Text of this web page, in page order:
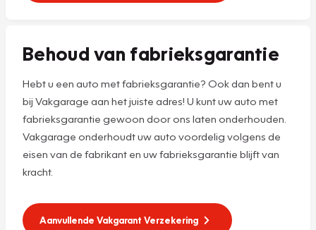
Behoud van fabrieksgarantie
Hebt u een auto met fabrieksgarantie? Ook dan bent u
bij Vakgarage aan het juiste adres! U kunt uw auto met
fabrieksgarantie gewoon door ons laten onderhouden.
Vakgarage onderhoudt uw auto voordelig volgens de
eisen van de fabrikant en uw fabrieksgarantie blijft van
kracht.
Aanvullende Vakgarant Verzekering